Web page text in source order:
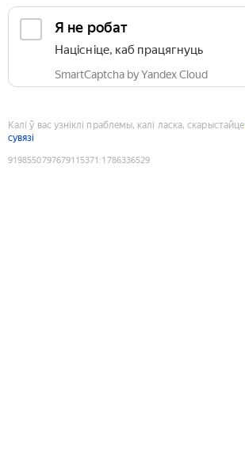
Я не робат
Націсніце, каб працягнуць
SmartCaptcha by Yandex Cloud
Калі ў вас узніклі праблемы, калі ласка, скарыстайце
сувязі
9198550797679115371 :1786336529